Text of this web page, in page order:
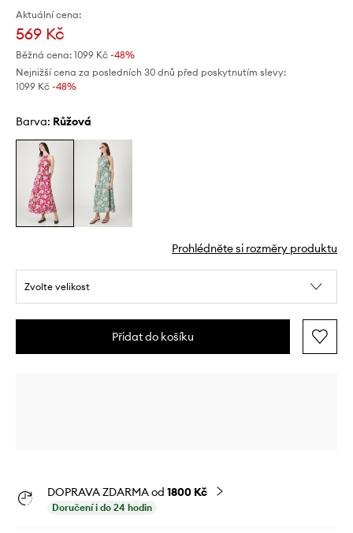
Aktuální cena:
569 Kč
Běžná cena: 1099 Kč -48%
Nejnižší cena za posledních 30 dnů před poskytnutím slevy:
1099 Kč -48%
Barva: růžová
Prohlédněte si rozměry produktu
Zvolte velikost
Přidat do košíku
DOPRAVA ZDARMA od 1800 Kč
Doručení i do 24 hodin